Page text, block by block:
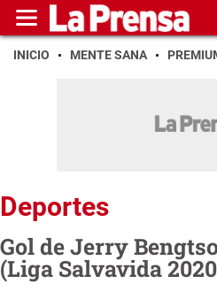
INICIO MENTE SANA
Deportes
Gol de Jerry
(Liga Salvavida